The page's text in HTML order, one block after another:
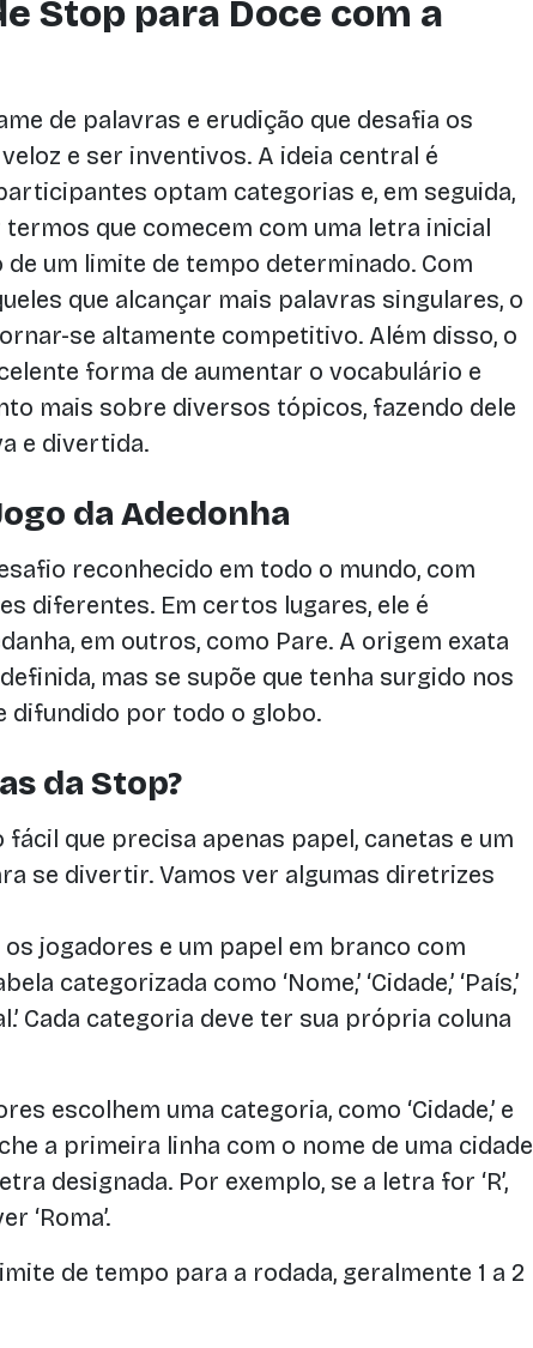
Stop para Doce com a
de palavras e erudição que desafia os
e ser inventivos. A ideia central é
optam categorias e, em seguida,
que comecem com uma letra inicial
um limite de tempo determinado. Com
que alcançar mais palavras singulares, o
se altamente competitivo. Além disso, o
forma de aumentar o vocabulário e
mais sobre diversos tópicos, fazendo dele
e divertida.
da Adedonha
reconhecido em todo o mundo, com
diferentes. Em certos lugares, ele é
em outros, como Pare. A origem exata
mas se supõe que tenha surgido nos
difundido por todo o globo.
da Stop?
fácil que precisa apenas papel, canetas e um
se divertir. Vamos ver algumas diretrizes
os jogadores e um papel em branco com
categorizada como ‘Nome,’ ‘Cidade,’ ‘País,’
Cada categoria deve ter sua própria coluna
escolhem uma categoria, como ‘Cidade,’ e
a primeira linha com o nome de uma cidade
designada. Por exemplo, se a letra for ‘R’,
‘Roma’.
de tempo para a rodada, geralmente 1 a 2